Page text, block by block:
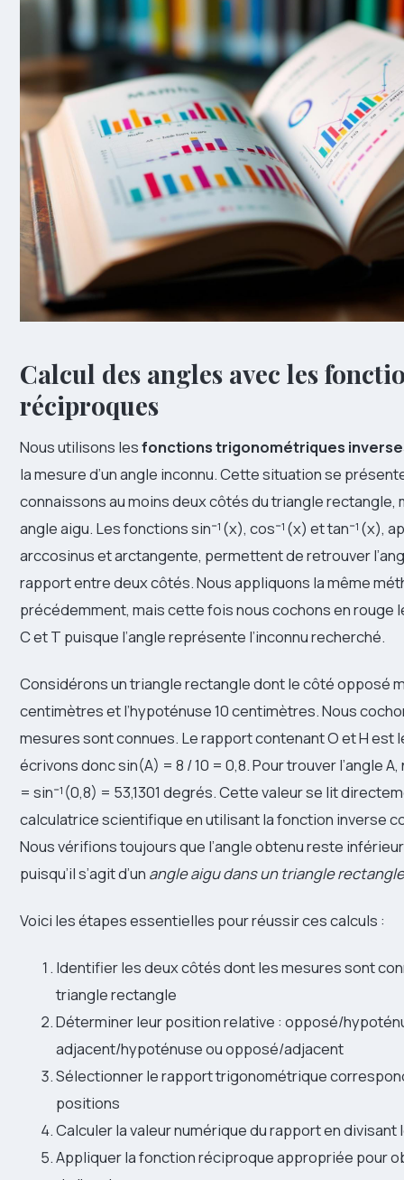
Calcul des angles avec les
réciproques
Nous utilisons lesfonctions trigonométriques
la mesure d’un angle inconnu. Cette situation se
connaissons au moins deux côtés du triangle rectangle,
angle aigu. Les fonctions sin⁻¹(x), cos⁻¹(x) et tan⁻¹(x),
arccosinus et arctangente, permettent de retrouver
rapport entre deux côtés. Nous appliquons la même
précédemment, mais cette fois nous cochons en rouge
C et T puisque l’angle représente l’inconnu recherché.
Considérons un triangle rectangle dont le côté opposé
centimètres et l’hypoténuse 10 centimètres. Nous
mesures sont connues. Le rapport contenant O et H est
écrivons donc sin(A) = 8 / 10 = 0,8. Pour trouver l’angle
= sin⁻¹(0,8) = 53,1301 degrés. Cette valeur se lit
calculatrice scientifique en utilisant la fonction inverse
Nous vérifions toujours que l’angle obtenu reste
puisqu’il s’agit d’un angle aigu dans un triangle rectangle
Voici les étapes essentielles pour réussir ces calculs :
Identifier les deux côtés dont les mesures sont
triangle rectangle
Déterminer leur position relative : opposé/
adjacent/hypoténuse ou opposé/adjacent
Sélectionner le rapport trigonométrique
positions
Calculer la valeur numérique du rapport en divisant
Appliquer la fonction réciproque appropriée pour